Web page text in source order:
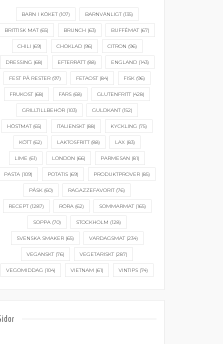
BARN I KÖKET(107) BARNVÄNLIGT(135)
BRITTISK MAT(65) BRUNCH (63) BUFFÉMAT(67)
CHILI (69) CHOKLAD(96) CITRON (96)
DRESSING (68) EFTERRÄTT(88) ENGLAND(143)
FEST PÅ RESTER (97) FETAOST(84) FISK (96)
FRUKOST(68) FÄRS (68) GLUTENFRITT(428)
GRILLTILLBEHÖR(103) GULDKANT(152)
HÖSTMAT(65) ITALIENSKT(88) KYCKLING (75)
KÖTT(62) LAKTOSFRITT(88) LAX (83)
LIME (61) LONDON (66) PARMESAN (81)
PASTA (109) POTATIS (69) PRODUKTPROVER (85)
PÅSK (60) RAGAZZEFAVORIT(76)
RECEPT(1287) RÖRA(62) SOMMARMAT(165)
SOPPA (70) STOCKHOLM (128)
SVENSKA SMAKER(65) VARDAGSMAT(234)
VEGANSKT(76) VEGETARISKT(287)
VEGOMIDDAG (104) VIETNAM (61) VINTIPS (74)